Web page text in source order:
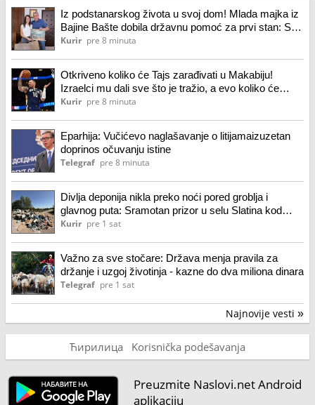
Iz podstanarskog života u svoj dom! Mlada majka iz
Bajine Bašte dobila državnu pomoć za prvi stan: Sve
je proteklo brzo i bez većih poteškoća (foto)
Kurir pre 8 minuta
Otkriveno koliko će Tajs zarađivati u Makabiju!
Izraelci mu dali sve što je tražio, a evo koliko će
novca leći na njegov račun!
Kurir pre 8 minuta
Eparhija: Vučićevo naglašavanje o litijamaizuzetan
doprinos očuvanju istine
Telegraf pre 8 minuta
Divlja deponija nikla preko noći pored groblja i
glavnog puta: Sramotan prizor u selu Slatina kod
Čačka, meštani ogorčeni: "Širi se smrad" (foto)
Kurir pre 1 sat
Važno za sve stočare: Država menja pravila za
držanje i uzgoj životinja - kazne do dva miliona dinara
Telegraf pre 1 sat
Najnovije vesti »
Ћирилица Korisnička podešavanja
Preuzmite Naslovi.net Android
aplikaciju